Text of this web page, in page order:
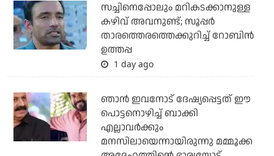
സച്ചിനെപ്പോലും മറികടക്കാനുള്ള
കഴിവ് അവനുണ്ട്; സൂപ്പര്‍
താരത്തെരത്തെക്കുറിച്ച് റോബിന്‍
ഉത്തപ്പ
1 day ago
ഞാന്‍ ഇവനോട് ദേഷ്യപ്പെട്ടത് ഈ
പൊട്ടനൊഴിച്ച് ബാക്കി
എല്ലാവര്‍ക്കും
മനസിലായെന്നായിരുന്നു മമ്മൂക്ക